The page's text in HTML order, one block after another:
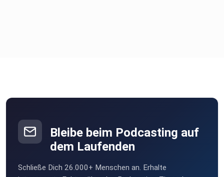
Bleibe beim Podcasting auf
dem Laufenden
Schließe Dich 26.000+ Menschen an. Erhalte